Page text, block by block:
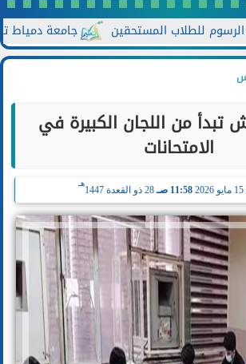
جامعة دمياط تعزز
تبدأ من اللجان الكبيرة في
الامتحانات
11:58 صـ 28 ذو القعدة 1447
هـ